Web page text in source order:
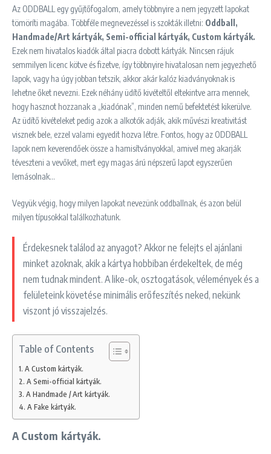
Az ODDBALL egy gyűjtőfogalom, amely többnyire a nem jegyzett lapokat
tömöríti magába. Többféle megnevezéssel is szokták illetni: Oddball,
Handmade/Art kártyák, Semi-official kártyák, Custom kártyák.
Ezek nem hivatalos kiadók által piacra dobott kártyák. Nincsen rájuk
semmilyen licenc kötve és fizetve, így többnyire hivatalosan nem jegyezhető
lapok, vagy ha úgy jobban tetszik, akkor akár kalóz kiadványoknak is
lehetne őket nevezni. Ezek néhány üdítő kivételtől eltekintve arra mennek,
hogy hasznot hozzanak a „kiadónak”, minden nemű befektetést kikerülve.
Az üdítő kivételeket pedig azok a alkotók adják, akik művészi kreativitást
visznek bele, ezzel valami egyedit hozva létre. Fontos, hogy az ODDBALL
lapok nem keverendőek össze a hamisítványokkal, amivel meg akarják
téveszteni a vevőket, mert egy magas árú népszerű lapot egyszerűen
lemásolnak…
Vegyük végig, hogy milyen lapokat nevezünk oddballnak, és azon belül
milyen típusokkal találkozhatunk.
Érdekesnek találod az anyagot? Akkor ne felejts el ajánlani
minket azoknak, akik a kártya hobbiban érdekeltek, de még
nem tudnak mindent. A like-ok, osztogatások, vélemények és a
felületeink követése minimális erőfeszítés neked, nekünk
viszont jó visszajelzés.
Table of Contents
A Custom kártyák.
A Semi-official kártyák.
A Handmade / Art kártyák.
A Fake kártyák.
A Custom kártyák.